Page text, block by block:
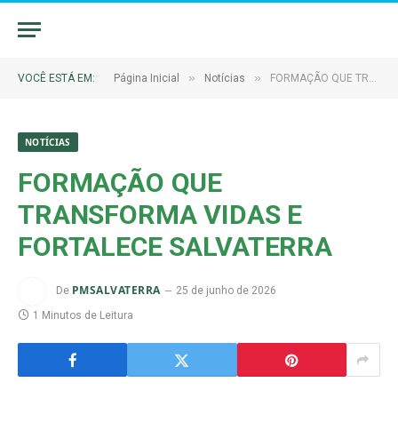
VOCÊ ESTÁ EM: Página Inicial » Notícias » FORMAÇÃO QUE TRANSFORMA VIDAS E FORTALECE SALVATERRA
NOTÍCIAS
FORMAÇÃO QUE
TRANSFORMA VIDAS E
FORTALECE SALVATERRA
De PMSALVATERRA
25 de junho de 2026
1 Minutos de Leitura